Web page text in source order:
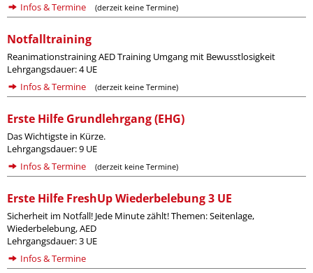
Infos & Termine
(derzeit keine Termine)
Notfalltraining
Reanimationstraining AED Training Umgang mit Bewusstlosigkeit
Lehrgangsdauer: 4 UE
Infos & Termine
(derzeit keine Termine)
Erste Hilfe Grundlehrgang (EHG)
Das Wichtigste in Kürze.
Lehrgangsdauer: 9 UE
Infos & Termine
(derzeit keine Termine)
Erste Hilfe FreshUp Wiederbelebung 3 UE
Sicherheit im Notfall! Jede Minute zählt! Themen: Seitenlage,
Wiederbelebung, AED
Lehrgangsdauer: 3 UE
Infos & Termine